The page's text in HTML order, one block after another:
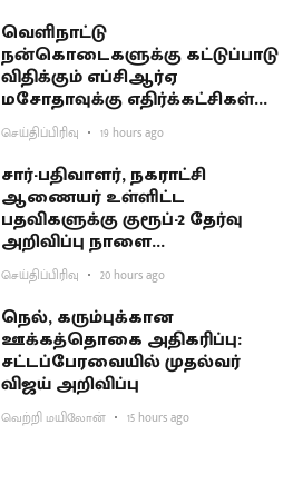
வெளிநாட்டு
நன்கொடைகளுக்கு கட்டுப்பாடு
விதிக்கும் எப்சிஆர்ஏ
மசோதாவுக்கு எதிர்க்கட்சிகள்
கடும் எதிர்ப்பு
செய்திப்பிரிவு 19 hours ago
சார்-பதிவாளர், நகராட்சி
ஆணையர் உள்ளிட்ட
பதவிகளுக்கு குரூப்-2 தேர்வு
அறிவிப்பு நாளை
வெளியாகிறது
செய்திப்பிரிவு 20 hours ago
நெல், கரும்புக்கான
ஊக்கத்தொகை அதிகரிப்பு:
சட்டப்பேரவையில் முதல்வர்
விஜய் அறிவிப்பு
வெற்றி மயிலோன் 15 hours ago